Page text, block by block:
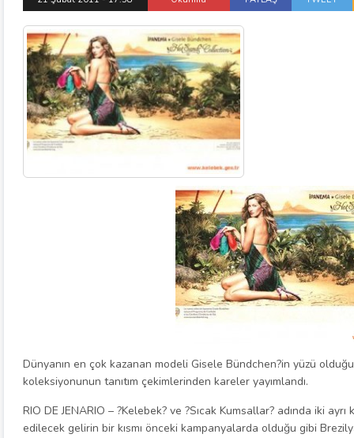
Dünyanın en çok kazanan modeli Gisele Bündchen?in yüzü
koleksiyonunun tanıtım çekimlerinden kareler yayımlandı.
RIO DE JENARIO – ?Kelebek? ve ?Sıcak Kumsallar? adında iki
edilecek gelirin bir kısmı önceki kampanyalarda olduğu gibi